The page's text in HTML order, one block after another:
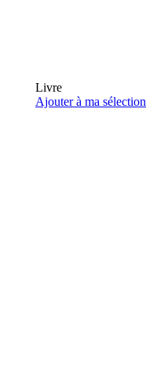
Livre
Ajouter à ma sélection